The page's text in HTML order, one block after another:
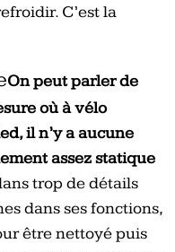
C’est la
On peut parler de
où à vélo
il n’y a aucune
assez statique
trop de détails
dans ses fonctions,
être nettoyé puis